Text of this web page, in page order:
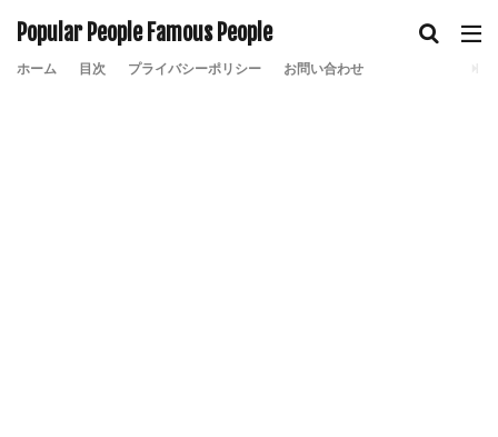
Popular People Famous People
ホーム 目次 プライバシーポリシー お問い合わせ